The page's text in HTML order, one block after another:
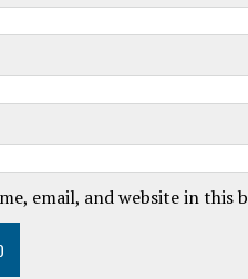
email, and website in